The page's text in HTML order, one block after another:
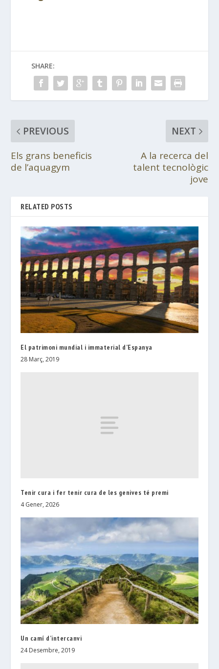
SHARE:
PREVIOUS
Els grans beneficis
de l’aquagym
NEXT
A la recerca del
talent tecnològic
jove
RELATED POSTS
El patrimoni mundial i immaterial d’Espanya
28 Març, 2019
Tenir cura i fer tenir cura de les genives té premi
4 Gener, 2026
Un camí d’intercanvi
24 Desembre, 2019